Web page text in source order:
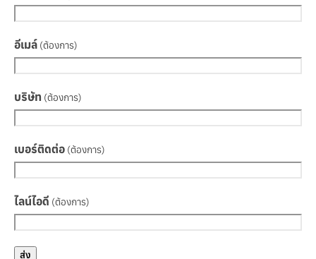
อีเมล์ (ต้องการ)
บริษัท (ต้องการ)
เบอร์ติดต่อ (ต้องการ)
ไลน์ไอดี (ต้องการ)
ส่ง